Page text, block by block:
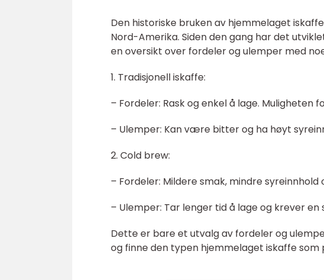
Den historiske bruken av hjemmelaget
Nord-Amerika. Siden den gang har det
en oversikt over fordeler og ulemper med
1. Tradisjonell iskaffe:
– Fordeler: Rask og enkel å lage.
– Ulemper: Kan være bitter og ha høyt
2. Cold brew:
– Fordeler: Mildere smak, mindre
– Ulemper: Tar lenger tid å lage og krever en
Dette er bare et utvalg av fordeler og
og finne den typen hjemmelaget iskaffe som